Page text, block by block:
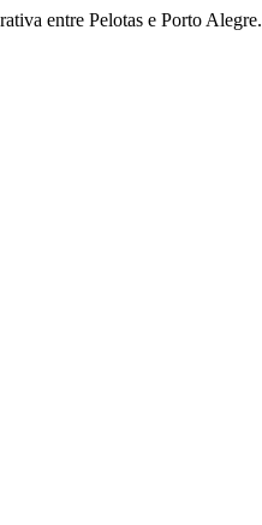
entre Pelotas e Porto Alegre.